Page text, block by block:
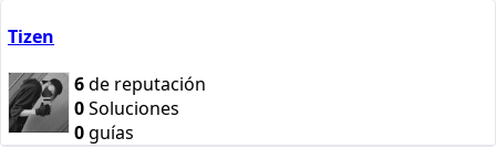
Tizen
6de reputación
0Soluciones
0guías